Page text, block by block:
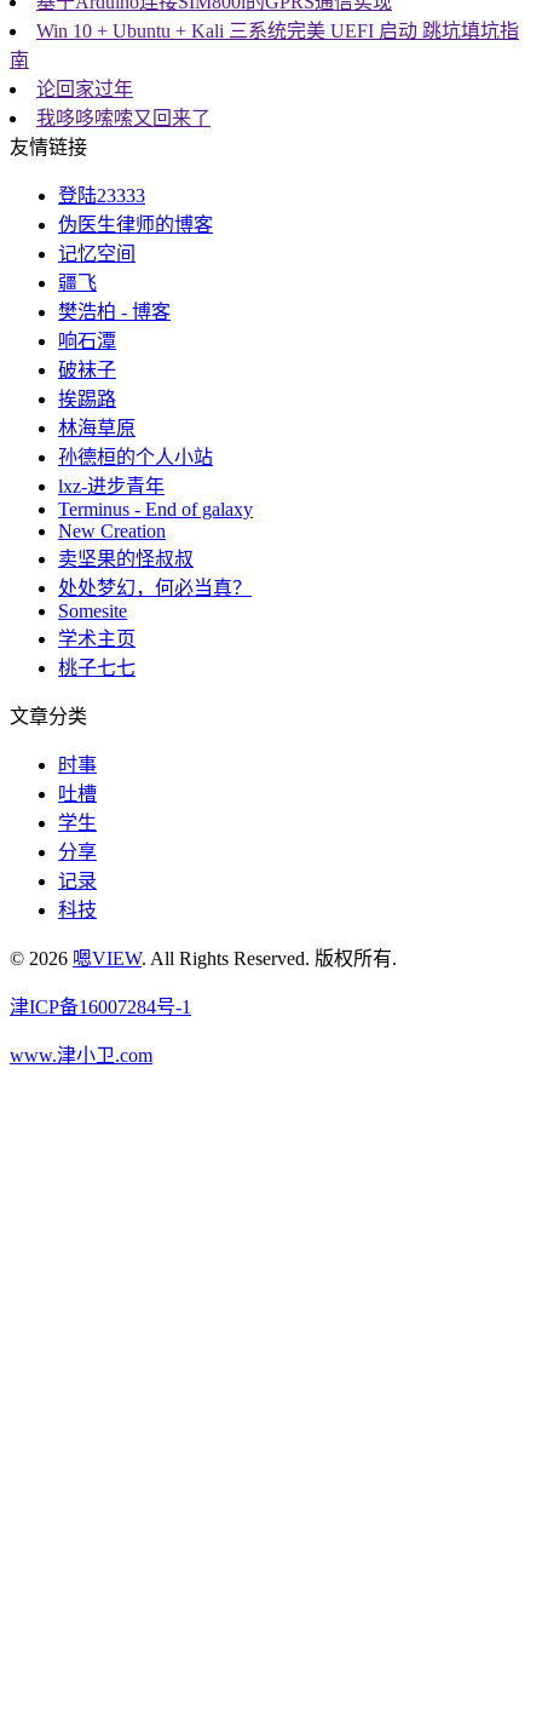
Win 10 + Ubuntu + Kali 三系统完美 UEFI 启动 跳坑填坑指
南
论回家过年
我哆哆嗦嗦又回来了
友情链接
登陆23333
伪医生律师的博客
记忆空间
疆飞
樊浩柏 - 博客
响石潭
破袜子
挨踢路
林海草原
孙德桓的个人小站
lxz-进步青年
Terminus - End of galaxy
New Creation
卖坚果的怪叔叔
处处梦幻，何必当真？
Somesite
学术主页
桃子七七
文章分类
时事
吐槽
学生
分享
记录
科技
© 2026 嗯VIEW. All Rights Reserved. 版权所有.
津ICP备16007284号-1
www.津小卫.com